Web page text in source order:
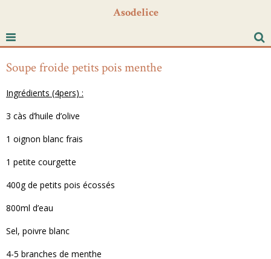
Asodelice
Soupe froide petits pois menthe
Ingrédients (4pers) :
3 càs d’huile d’olive
1 oignon blanc frais
1 petite courgette
400g de petits pois écossés
800ml d’eau
Sel, poivre blanc
4-5 branches de menthe